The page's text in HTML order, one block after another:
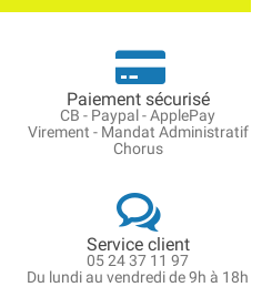
Paiement sécurisé
CB - Paypal - ApplePay
Virement - Mandat Administratif
Chorus
Service client
05 24 37 11 97
Du lundi au vendredi de 9h à 18h